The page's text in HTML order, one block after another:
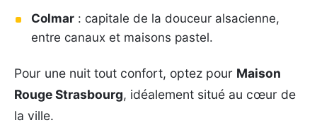
Colmar : capitale de la douceur alsacienne,
entre canaux et maisons pastel.
Pour une nuit tout confort, optez pour Maison
Rouge Strasbourg, idéalement situé au cœur de
la ville.